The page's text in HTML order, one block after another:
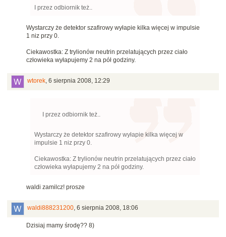
I przez odbiornik też..
Wystarczy że detektor szafirowy wyłapie kilka więcej w impulsie
1 niz przy 0.
Ciekawostka: Z trylionów neutrin przelatujących przez ciało
człowieka wyłapujemy 2 na pół godziny.
wtorek, 6 sierpnia 2008, 12:29
I przez odbiornik też..
Wystarczy że detektor szafirowy wyłapie kilka więcej w
impulsie 1 niz przy 0.
Ciekawostka: Z trylionów neutrin przelatujących przez ciało
człowieka wyłapujemy 2 na pół godziny.
waldi zamilcz! prosze
waldi888231200, 6 sierpnia 2008, 18:06
Dzisiaj mamy środę?? 8)